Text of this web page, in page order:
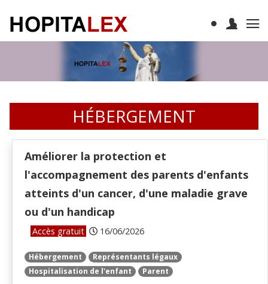
HÉBERGEMENT
Améliorer la protection et
l'accompagnement des parents d'enfants
atteints d'un cancer, d'une maladie grave
ou d'un handicap
Accès gratuit 16/06/2026
Hébergement
Représentants légaux
Hospitalisation de l'enfant
Parent